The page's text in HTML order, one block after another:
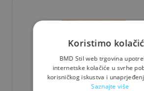
Koristimo
BMD Stil web trgovina
internetske kolačiće u svrhe
korisničkog iskustva i
Saznajte više